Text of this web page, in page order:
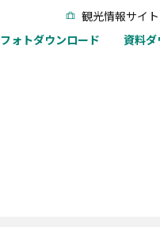
観光情報サイト
フォトダウンロード 資料ダ